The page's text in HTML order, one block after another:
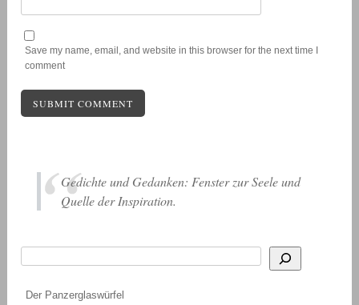
Save my name, email, and website in this browser for the next time I
comment
Gedichte und Gedanken: Fenster zur Seele und
Quelle der Inspiration.
Der Panzerglaswürfel